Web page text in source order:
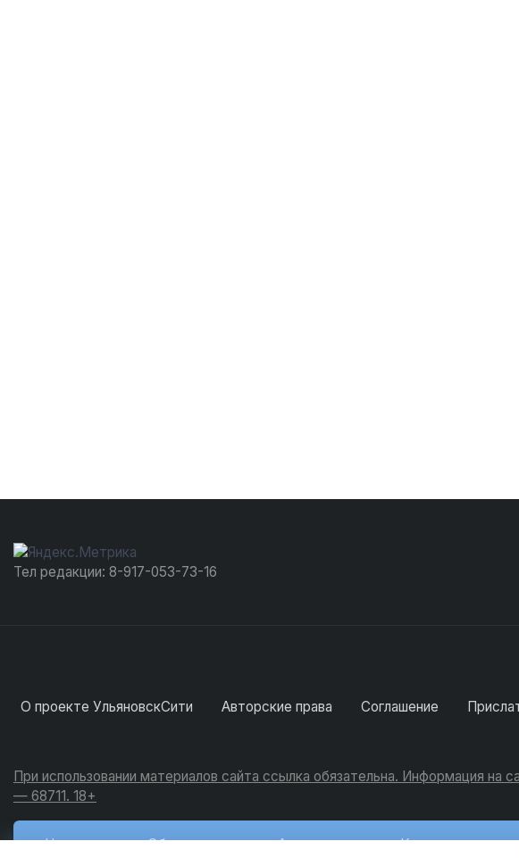
Тел редакции: 8-917-053-73-16
О проекте УльяновскСити Авторские права Соглашение
При использовании материалов сайта ссылка обязательна. Информация
— 68711. 18+
Новости Обсуждения Активность Консультации